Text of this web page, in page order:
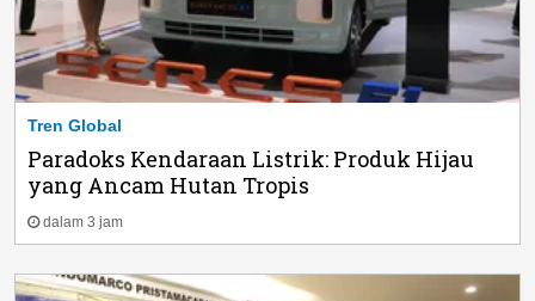
Tren Global
Paradoks Kendaraan Listrik: Produk Hijau
yang Ancam Hutan Tropis
dalam 3 jam